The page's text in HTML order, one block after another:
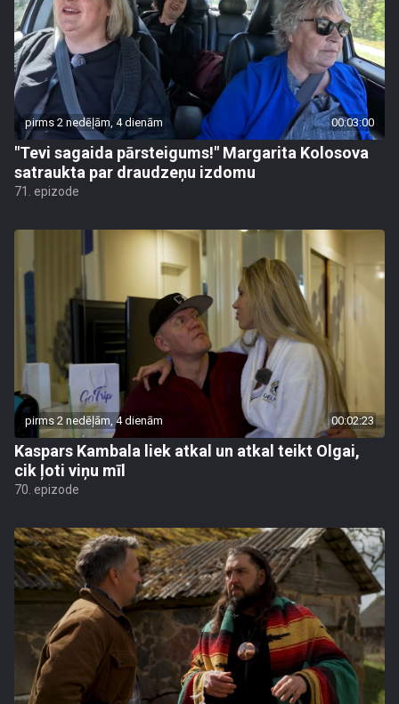
pirms 2 nedēļām, 4 dienām 00:03:00
"Tevi sagaida pārsteigums!" Margarita Kolosova
satraukta par draudzeņu izdomu
71. epizode
pirms 2 nedēļām, 4 dienām 00:02:23
Kaspars Kambala liek atkal un atkal teikt Olgai,
cik ļoti viņu mīl
70. epizode